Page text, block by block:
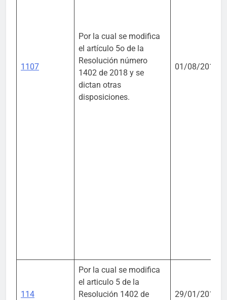
1107
Por la cual se modifica
el artículo 5o de la
Resolución número
1402 de 2018 y se
dictan otras
disposiciones.
01/08/2019
114
Por la cual se modifica
el articulo 5 de la
Resolución 1402 de
29/01/2019